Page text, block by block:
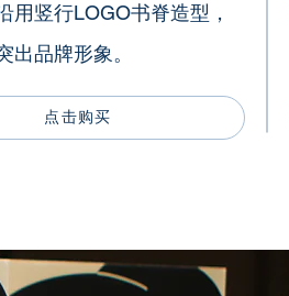
用竖行LOGO书脊造型，
出品牌形象。
点击购买